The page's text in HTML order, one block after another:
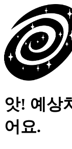
앗! 예상
어요.